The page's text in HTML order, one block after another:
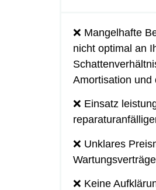
❌ Mangelhafte
nicht optimal an
Amortisation und
❌ Einsatz
❌ Unklares
❌ Keine